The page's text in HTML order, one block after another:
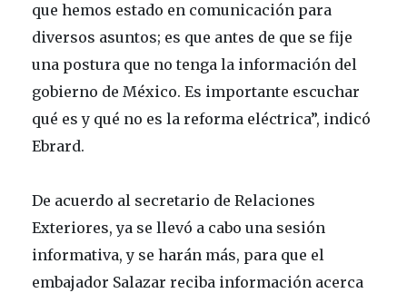
que hemos estado en comunicación para
diversos asuntos; es que antes de que se fije
una postura que no tenga la información del
gobierno de México. Es importante escuchar
qué es y qué no es la reforma eléctrica”, indicó
Ebrard.
De acuerdo al secretario de Relaciones
Exteriores, ya se llevó a cabo una sesión
informativa, y se harán más, para que el
embajador Salazar reciba información acerca